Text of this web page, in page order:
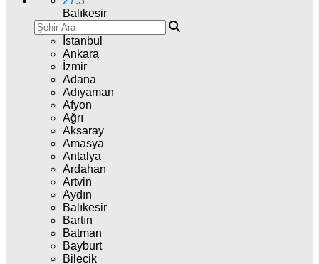
Balıkesir
İstanbul
Ankara
İzmir
Adana
Adıyaman
Afyon
Ağrı
Aksaray
Amasya
Antalya
Ardahan
Artvin
Aydın
Balıkesir
Bartın
Batman
Bayburt
Bilecik